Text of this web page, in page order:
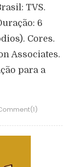
TVS.
6
Cores.
Associates.
para a